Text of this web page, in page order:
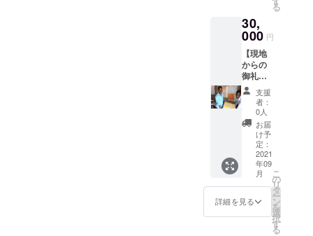
対話で
きま
す。
※2021
年9月実
施予定
（日程
は別途
ご連絡
させて
いただ
きま
す。）
※現地タ
ンザニ
アとの
会話は
しま
す。 広
大な自
然、迫
力のあ
る動物
たち、
活き活
きとし
た子供
たちの
表情の
数々を
十分に
ご堪能
いただ
けると
る
30,
000 円
【現地
からの
御礼ポ
スト
カード
②】 タ
ンザニ
ア現地
から、
タンザ
ニア人
スタッ
フそし
て、支
援先の
小学校
支援
者：
0人
お届
け予
定：
2021
年09
月
詳細を見る
こ
の
リ
タ
ー
ン
を
選
択
す
る